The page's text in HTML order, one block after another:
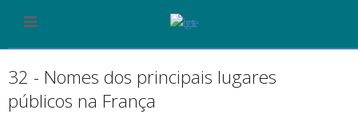
32 - Nomes dos principais lugares
públicos na França